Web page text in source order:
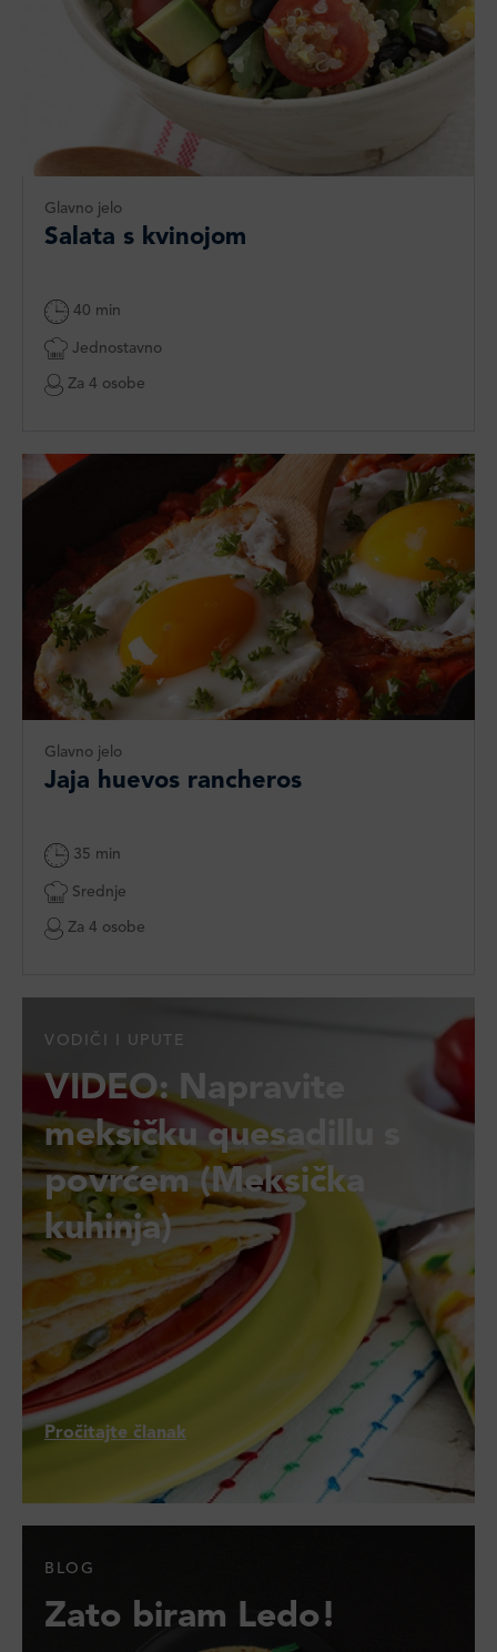
Glavno jelo
Salata s kvinojom
40 min
Jednostavno
Za 4 osobe
Glavno jelo
Jaja huevos rancheros
35 min
Srednje
Za 4 osobe
VODIČI I UPUTE
VIDEO: Napravite
meksičku quesadillu s
povrćem (Meksička
kuhinja)
Pročitajte članak
BLOG
Zato biram Ledo!